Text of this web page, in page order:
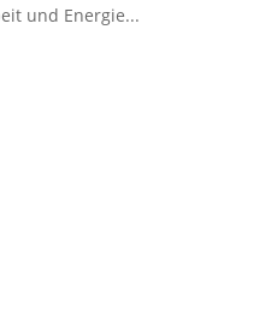
und Energie...